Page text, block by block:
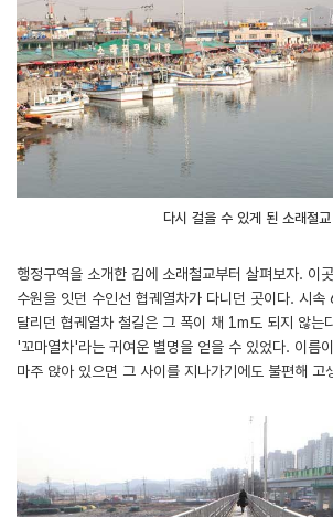
다시 걸을 수 있게 된 소래철교
행정구역을 소개한 김에 소래철교부터 살펴보자. 이
수원을 잇던 수인선 협궤열차가 다니던 곳이다. 시속
달리던 협궤열차 철길은 그 폭이 채 1m도 되지 않는
'꼬마열차'라는 귀여운 별명을 얻을 수 있었다. 이름
마주 앉아 있으면 그 사이를 지나가기에도 불편해 고